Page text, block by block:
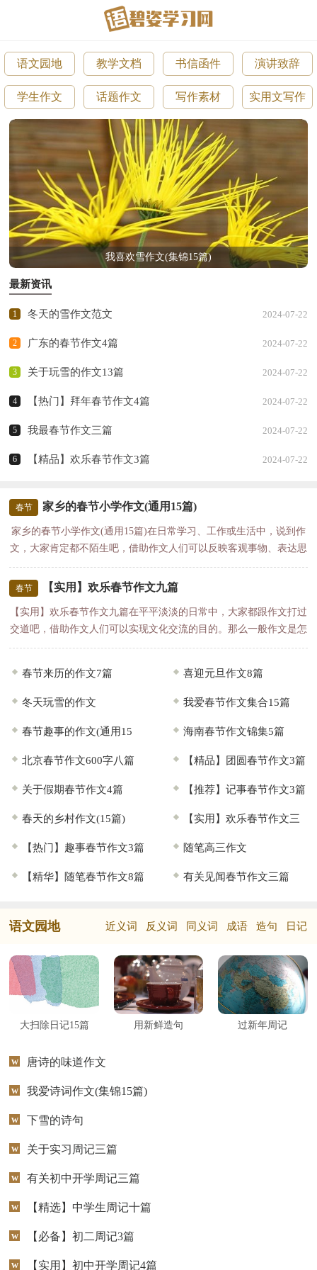
语文园地 教学文档 书信函件 演讲致辞
学生作文 话题作文 写作素材 实用文写作
我喜欢雪作文(集锦15篇)
最新资讯
1 冬天的雪作文范文 2024-07-22
2 广东的春节作文4篇 2024-07-22
3 关于玩雪的作文13篇 2024-07-22
4 【热门】拜年春节作文4篇 2024-07-22
5 我最春节作文三篇 2024-07-22
6 【精品】欢乐春节作文3篇 2024-07-22
春节 家乡的春节小学作文(通用15篇)
家乡的春节小学作文(通用15篇)在日常学习、工作或生活中，说到作
文，大家肯定都不陌生吧，借助作文人们可以反映客观事物、表达思
想感情、传递知识...
春节 【实用】欢乐春节作文九篇
【实用】欢乐春节作文九篇在平平淡淡的日常中，大家都跟作文打过
交道吧，借助作文人们可以实现文化交流的目的。那么一般作文是怎
么写的呢？以下是...
春节来历的作文7篇 喜迎元旦作文8篇
冬天玩雪的作文 我爱春节作文集合15篇
春节趣事的作文(通用15
篇)
海南春节作文锦集5篇
北京春节作文600字八篇 【精品】团圆春节作文3篇
关于假期春节作文4篇 【推荐】记事春节作文3篇
春天的乡村作文(15篇) 【实用】欢乐春节作文三
篇
【热门】趣事春节作文3篇 随笔高三作文
【精华】随笔春节作文8篇 有关见闻春节作文三篇
语文园地 近义词 反义词 同义词 成语 造句 日记
周记 谜语 歇后语 谚语 格言
大扫除日记15篇 用新鲜造句 过新年周记
唐诗的味道作文
我爱诗词作文(集锦15篇)
下雪的诗句
关于实习周记三篇
有关初中开学周记三篇
【精选】中学生周记十篇
【必备】初二周记3篇
【实用】初中开学周记4篇